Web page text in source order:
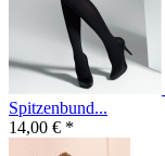
Spitzenbund...
14,00 € *